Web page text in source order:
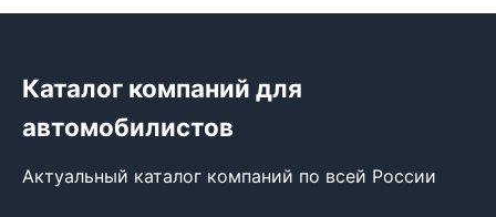
Каталог компаний для
автомобилистов
Актуальный каталог компаний по всей России